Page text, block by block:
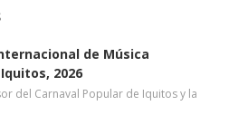
de Música
2026
del Carnaval Popular de Iquitos y la